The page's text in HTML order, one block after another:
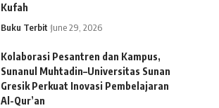
Kufah
Buku Terbit June 29, 2026
Kolaborasi Pesantren dan Kampus,
Sunanul Muhtadin–Universitas Sunan
Gresik Perkuat Inovasi Pembelajaran
Al-Qur’an